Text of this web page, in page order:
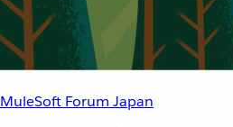
MuleSoft Forum Japan